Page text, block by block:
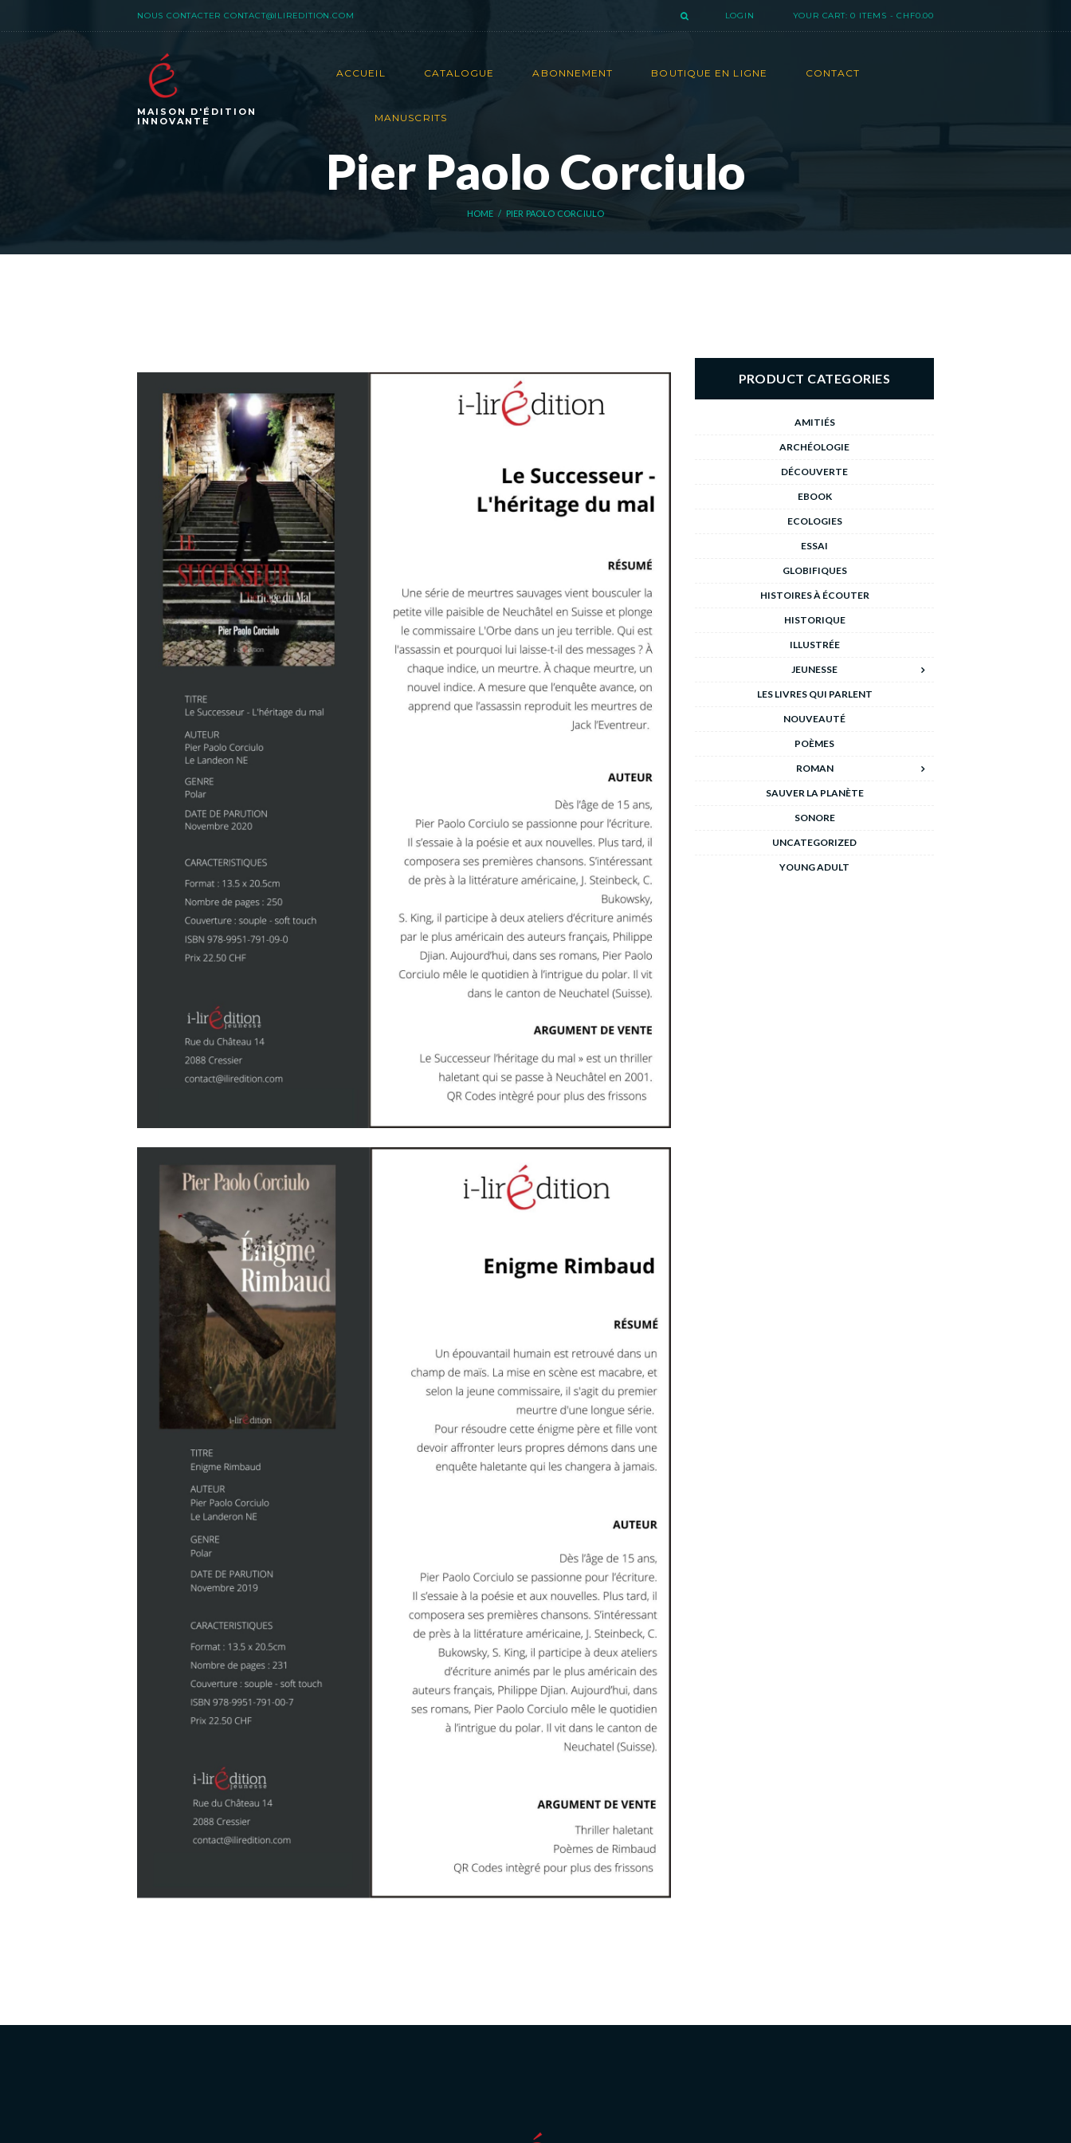
NOUS CONTACTERCONTACT@ILIREDITION.COM LOGIN YOUR CART: 0 ITEMS -CHF0.00
MAISON D'ÉDITION
INNOVANTE
ACCUEIL CATALOGUE ABONNEMENT BOUTIQUE EN LIGNE CONTACT
MANUSCRITS
Pier Paolo Corciulo
HOME PIER PAOLO CORCIULO
PRODUCT CATEGORIES
AMITIÉS
ARCHÉOLOGIE
DÉCOUVERTE
EBOOK
ECOLOGIES
ESSAI
GLOBIFIQUES
HISTOIRES À ÉCOUTER
HISTORIQUE
ILLUSTRÉE
JEUNESSE
LES LIVRES QUI PARLENT
NOUVEAUTÉ
POÈMES
ROMAN
SAUVER LA PLANÈTE
SONORE
UNCATEGORIZED
YOUNG ADULT